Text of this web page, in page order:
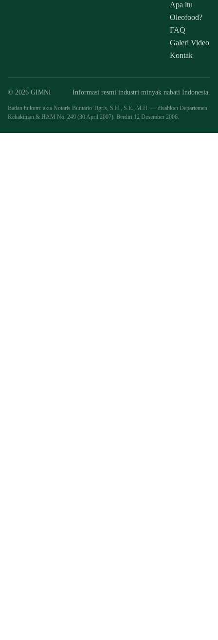
Apa itu
Oleofood?
FAQ
Galeri Video
Kontak
© 2026 GIMNI Informasi resmi industri minyak nabati Indonesia.
Badan hukum: akta Notaris Buntario Tigris, S.H., S.E., M.H. — disahkan Departemen
Kehakiman & HAM No. 249 (30 April 2007). Berdiri 12 Desember 2006.